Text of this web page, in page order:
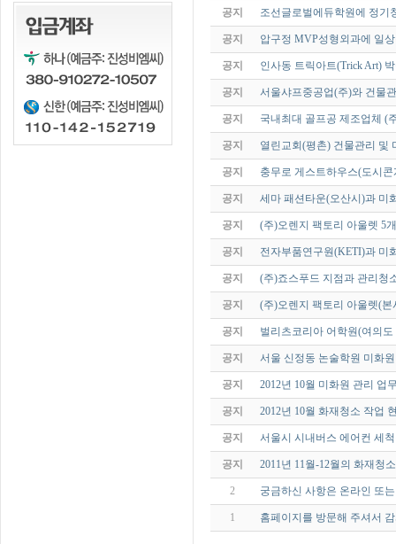
공지 조선글로벌에듀학원에 정기
공지 압구정 MVP성형외과에 일
공지 인사동 트릭아트(Trick Art)
공지 서울샤프중공업(주)와 건물
공지 국내최대 골프공 제조업체 (
공지 열린교회(평촌) 건물관리 및
공지 충무로 게스트하우스(도시
공지 세마 패션타운(오산시)과 미
공지 (주)오렌지 팩토리 아울렛 5
공지 전자부품연구원(KETI)과 미
공지 (주)죠스푸드 지점과 관리청
공지 (주)오렌지 팩토리 아울렛(
공지 벌리츠코리아 어학원(여의
공지 서울 신정동 논술학원 미화
공지 2012년 10월 미화원 관리 업
공지 2012년 10월 화재청소 작업
공지 서울시 시내버스 에어컨 세
공지 2011년 11월-12월의 화재청
2 궁금하신 사항은 온라인 또
1 홈페이지를 방문해 주셔서